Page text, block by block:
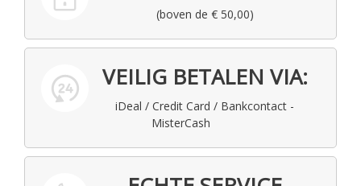
(boven de € 50,00)
VEILIG BETALEN VIA:
iDeal / Credit Card / Bankcontact -
MisterCash